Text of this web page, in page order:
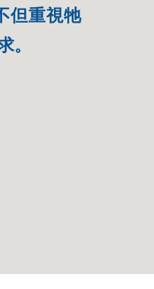
但重視牠
。